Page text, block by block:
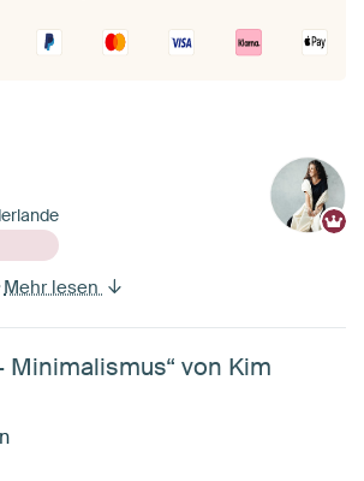
Mehr lesen
Minimalismus“ von Kim